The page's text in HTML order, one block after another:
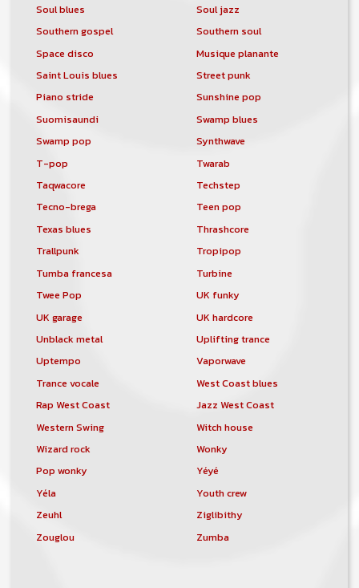
Soul blues
Soul jazz
Southern gospel
Southern soul
Space disco
Musique planante
Saint Louis blues
Street punk
Piano stride
Sunshine pop
Suomisaundi
Swamp blues
Swamp pop
Synthwave
T-pop
Twarab
Taqwacore
Techstep
Tecno-brega
Teen pop
Texas blues
Thrashcore
Trallpunk
Tropipop
Tumba francesa
Turbine
Twee Pop
UK funky
UK garage
UK hardcore
Unblack metal
Uplifting trance
Uptempo
Vaporwave
Trance vocale
West Coast blues
Rap West Coast
Jazz West Coast
Western Swing
Witch house
Wizard rock
Wonky
Pop wonky
Yéyé
Yéla
Youth crew
Zeuhl
Ziglibithy
Zouglou
Zumba